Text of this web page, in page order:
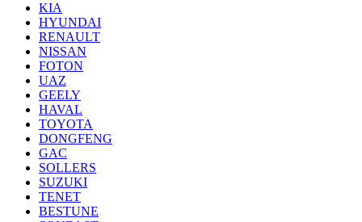
KIA
HYUNDAI
RENAULT
NISSAN
FOTON
UAZ
GEELY
HAVAL
TOYOTA
DONGFENG
GAC
SOLLERS
SUZUKI
TENET
BESTUNE